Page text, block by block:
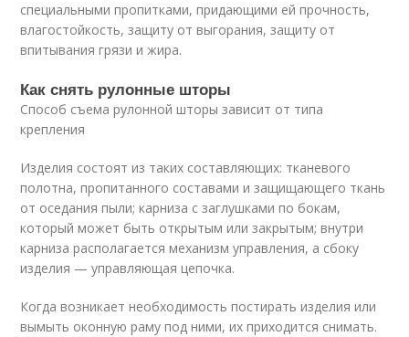
специальными пропитками, придающими ей прочность,
влагостойкость, защиту от выгорания, защиту от
впитывания грязи и жира.
Как снять рулонные шторы
Способ съема рулонной шторы зависит от типа
крепления
Изделия состоят из таких составляющих: тканевого
полотна, пропитанного составами и защищающего ткань
от оседания пыли; карниза с заглушками по бокам,
который может быть открытым или закрытым; внутри
карниза располагается механизм управления, а сбоку
изделия — управляющая цепочка.
Когда возникает необходимость постирать изделия или
вымыть оконную раму под ними, их приходится снимать.